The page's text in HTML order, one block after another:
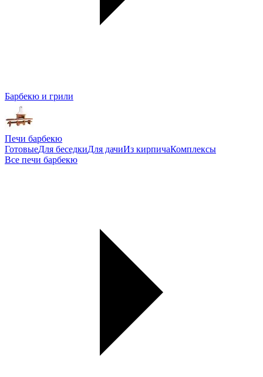
Барбекю и грили
Печи барбекю
ГотовыеДля беседкиДля дачиИз кирпичаКомплексы
Все печи барбекю